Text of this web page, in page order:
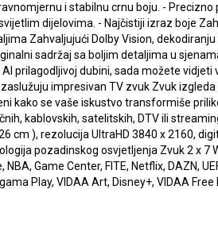
i stabilnu crnu boju. -
dijelovima. - Najčistiji izraz boje
Zahvaljujući Dolby Vision,
sadržaj sa boljim detaljima u
prilagodljivoj dubini, sada možete
impresivan TV zvuk Zvuk
kako se vaše iskustvo transformiše
kablovskih, satelitskih, DTV ili
cm ), rezolucija UltraHD 3840 x 2160,
pozadinskog osvjetljenja Zvuk 2 x 7
Game Center, FITE, Netflix, DAZN,
Play, VIDAA Art, Disney+, VIDAA